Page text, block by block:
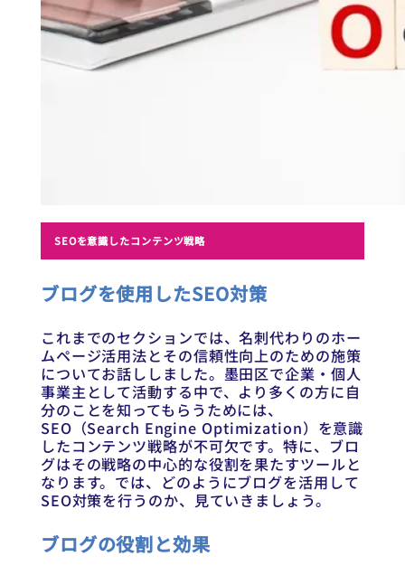
SEOを意識したコンテンツ戦略
ブログを使用したSEO対策
これまでのセクションでは、名刺代わりのホー
ムページ活用法とその信頼性向上のための施策
についてお話ししました。墨田区で企業・個人
事業主として活動する中で、より多くの方に自
分のことを知ってもらうためには、
SEO（Search Engine Optimization）を意識
したコンテンツ戦略が不可欠です。特に、ブロ
グはその戦略の中心的な役割を果たすツールと
なります。では、どのようにブログを活用して
SEO対策を行うのか、見ていきましょう。
ブログの役割と効果